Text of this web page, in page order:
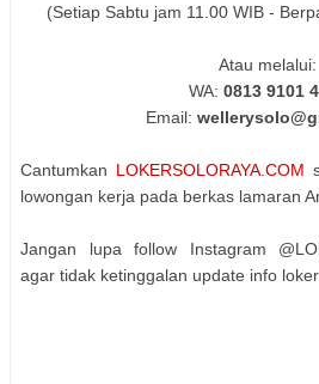
(Setiap Sabtu jam 11.00 WIB -
Atau melalui:
WA: 0813 9101
Email:
Cantumkan LOKERSOLORAYA.COM
lowongan kerja pada berkas lamaran
Jangan lupa follow Instagram
agar tidak ketinggalan update info